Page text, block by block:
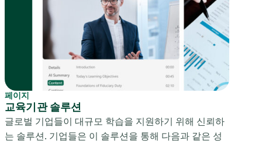
페이지
교육기관 솔루션
글로벌 기업들이 대규모 학습을 지원하기 위해 신뢰하
는 솔루션. 기업들은 이 솔루션을 통해 다음과 같은 성